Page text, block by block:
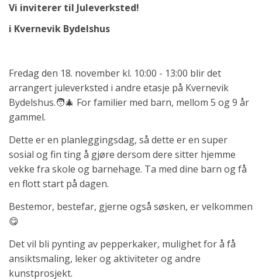
Vi inviterer til Juleverksted!
i Kvernevik Bydelshus
Fredag den 18. november kl. 10:00 - 13:00 blir det
arrangert juleverksted i andre etasje på Kvernevik
Bydelshus.🧑‍🎄 For familier med barn, mellom 5 og 9 år
gammel.
Dette er en planleggingsdag, så dette er en super
sosial og fin ting å gjøre dersom dere sitter hjemme
vekke fra skole og barnehage. Ta med dine barn og få
en flott start på dagen.
Bestemor, bestefar, gjerne også søsken, er velkommen
😋
Det vil bli pynting av pepperkaker, mulighet for å få
ansiktsmaling, leker og aktiviteter og andre
kunstprosjekt.